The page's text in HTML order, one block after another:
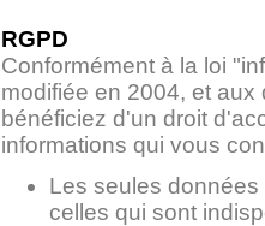
RGPD
Conformément à la loi
modifiée en 2004, et
bénéficiez d'un droit
informations qui vous
Les seules
celles qui sont